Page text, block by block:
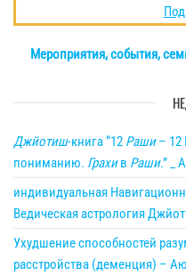
Мероприятия, события,
Джйотиш-книга “12 Раши– 12
пониманию. Грахив Раши.” _
индивидуальная
Ведическая астрология
Ухудшение способностей
расстройства (деменция) –